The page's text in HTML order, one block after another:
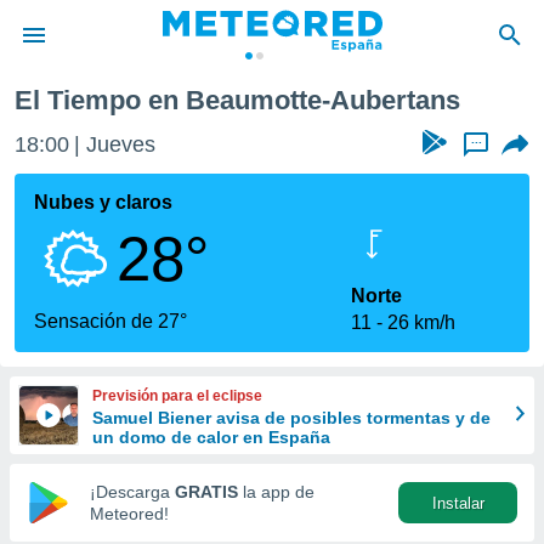
de
por
que se
calidad.
a este
las
y
forma
digital
basada
El Tiempo en Beaumotte-Aubertans
18:00 Jueves ...
Nubes y claros
28°
Sensación de 27°
Norte
11
26 km/h
Previsión para el eclipse
Samuel Biener avisa de posibles tormentas y de
un domo de calor en España
¡Descarga GRATIS la app de
Meteored!
Instalar